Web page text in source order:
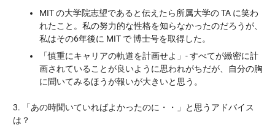
MIT の大学院志望であると伝えたら所属大学の TA に笑わ
れたこと。私の努力的な性格を知らなかったのだろうが、
私はその6年後に MIT で 博士号を取得した。
「慎重にキャリアの軌道を計画せよ」- すべてが緻密に計
画されていることが良いように思われがちだが、自分の胸
に聞いてみるほうが報いが大きいと思う。
3. 「あの時聞いていればよかったのに・・」と思うアドバイス
は？